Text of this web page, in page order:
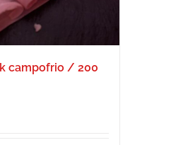
campofrio / 200